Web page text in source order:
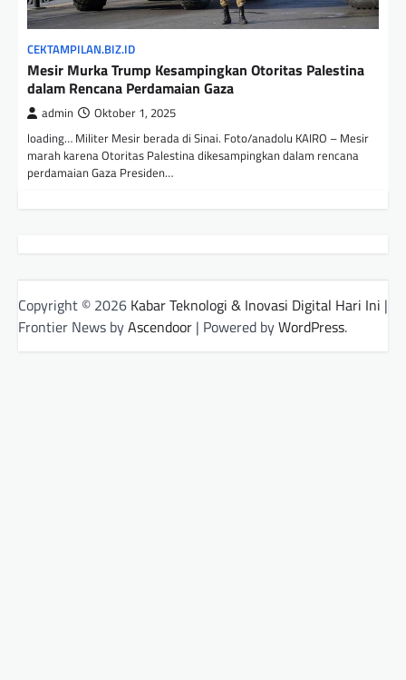
CEKTAMPILAN.BIZ.ID
Mesir Murka Trump Kesampingkan Otoritas Palestina
dalam Rencana Perdamaian Gaza
admin Oktober 1, 2025
loading… Militer Mesir berada di Sinai. Foto/anadolu KAIRO – Mesir
marah karena Otoritas Palestina dikesampingkan dalam rencana
perdamaian Gaza Presiden…
Copyright © 2026 Kabar Teknologi & Inovasi Digital Hari Ini |
Frontier News byAscendoor | Powered byWordPress.